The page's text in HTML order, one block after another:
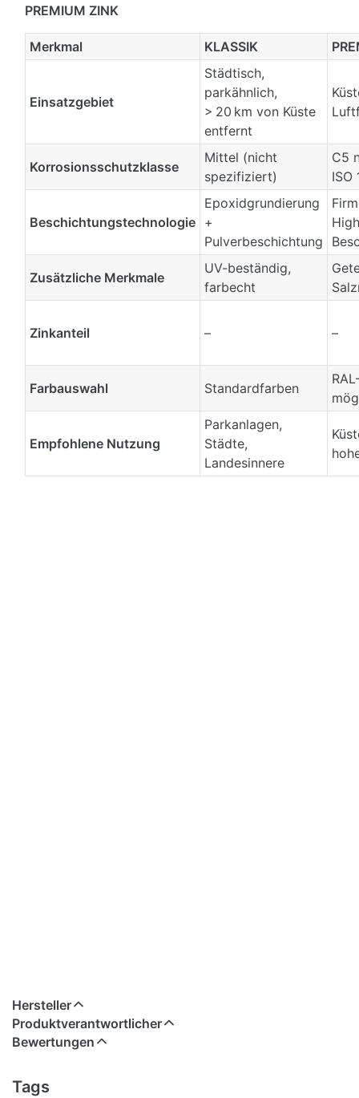
PREMIUM ZINK
Merkmal KLASSIK
Einsatzgebiet
Städtisch,
parkähnlich,
> 20 km von Küste
entfernt
Korrosionsschutzklasse
Mittel (nicht
spezifiziert)
C5
ISO
Beschichtungstechnologie
Epoxidgrundierung
+
Pulverbeschichtung
Zusätzliche Merkmale
UV-beständig,
farbecht
Zinkanteil – –
Farbauswahl Standardfarben
Empfohlene Nutzung
Parkanlagen,
Städte,
Landesinnere
Hersteller
Produktverantwortlicher
Bewertungen
Tags